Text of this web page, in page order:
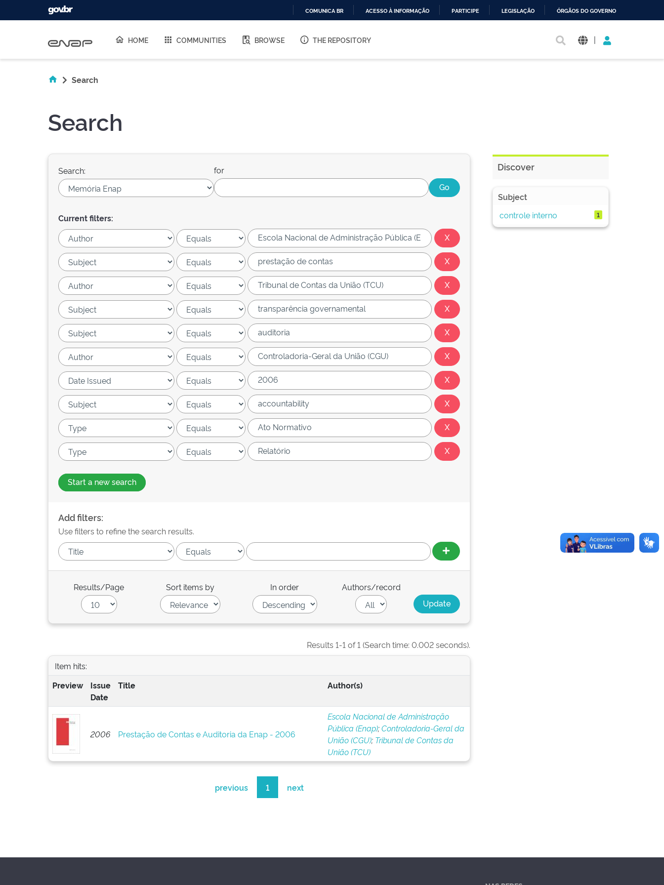
O
COMUNICA BR ACESSO À INFORMAÇÃO PARTICIPE LEGISLAÇÃO ÓRGÃOS DO GOVERNO
HOME COMMUNITIES BROWSE THE REPOSITORY |
Search
Search
Search: for
Current filters:
Start a new search
Add filters:
Use filters to refine the search results.
Results/Page Sort items by In order Authors/record
Results 1-1 of 1 (Search time: 0.002 seconds).
Item hits:
Preview
Issue
Date
Title Author(s)
2006 Prestação de Contas e Auditoria da Enap - 2006
Escola Nacional de Administração
Pública (Enap);Controladoria-Geral da
União (CGU); Tribunal de Contas da
União (TCU)
previous 1 next
Discover
Subject
controle interno
1